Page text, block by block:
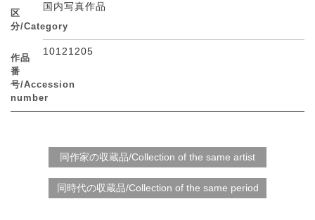
区
分/Category
国内写真作品
作品
番
号/Accession
number
10121205